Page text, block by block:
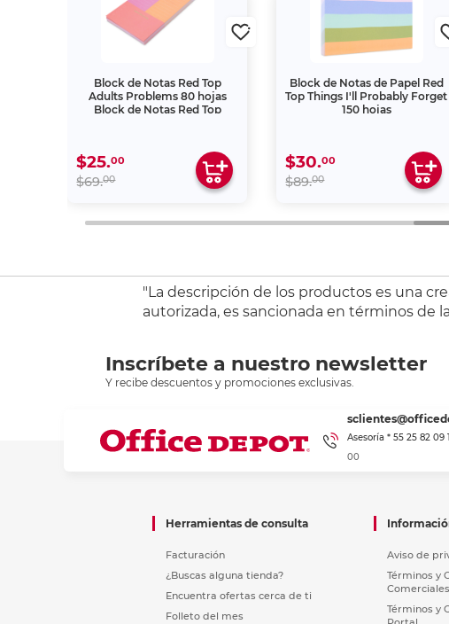
Block de Notas Red Top
Adults Problems 80 hojas
Block de Notas Red Top
$25.00
$69.00
Block de Notas de Papel Red
Top Things I'll Probably Forget
150 hojas
$30.00
$89.00
"La descripción de los productos es una
autorizada, es sancionada en términos de
Inscríbete a nuestro newsletter
Y recibe descuentos y promociones exclusivas.
Asesoría * 55 25 82 09
00
Herramientas de consulta
Facturación
¿Buscas alguna tienda?
Encuentra ofertas cerca de ti
Folleto del mes
Aviso de
Términos y
Comerciales
Términos y